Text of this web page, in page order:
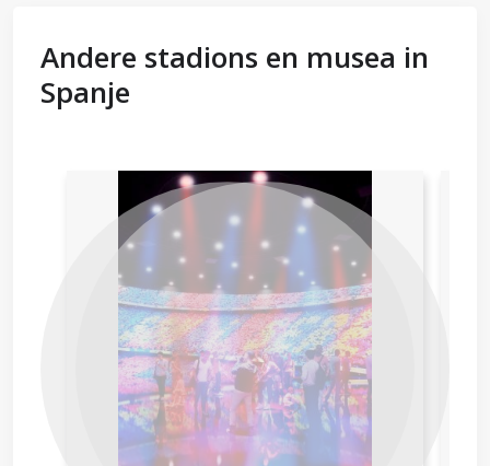
Andere stadions en musea in
Spanje
Previous
Next